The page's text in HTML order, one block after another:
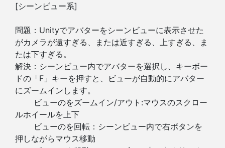
[シーンビュー系]
問題：Unityでアバターをシーンビューに表示させた
がカメラが遠すぎる、または近すぎる、上すぎる、ま
たは下すぎる。
解決：シーンビュー内でアバターを選択し、キーボー
ドの「F」キーを押すと、ビューが自動的にアバター
にズームインします。
ビューのをズームイン/アウト:マウスのスクロー
ルホイールを上下
ビューのを回転：シーンビュー内で右ボタンを
押しながらマウス移動